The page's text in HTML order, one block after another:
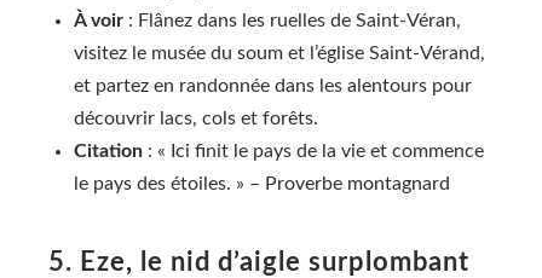
À voir : Flânez dans les ruelles de Saint-Véran,
visitez le musée du soum et l’église Saint-Vérand,
et partez en randonnée dans les alentours pour
découvrir lacs, cols et forêts.
Citation : « Ici finit le pays de la vie et commence
le pays des étoiles. » – Proverbe montagnard
5. Eze, le nid d’aigle surplombant